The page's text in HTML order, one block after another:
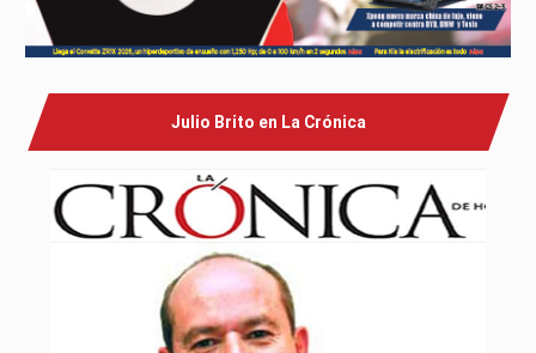
Julio Brito en La Crónica